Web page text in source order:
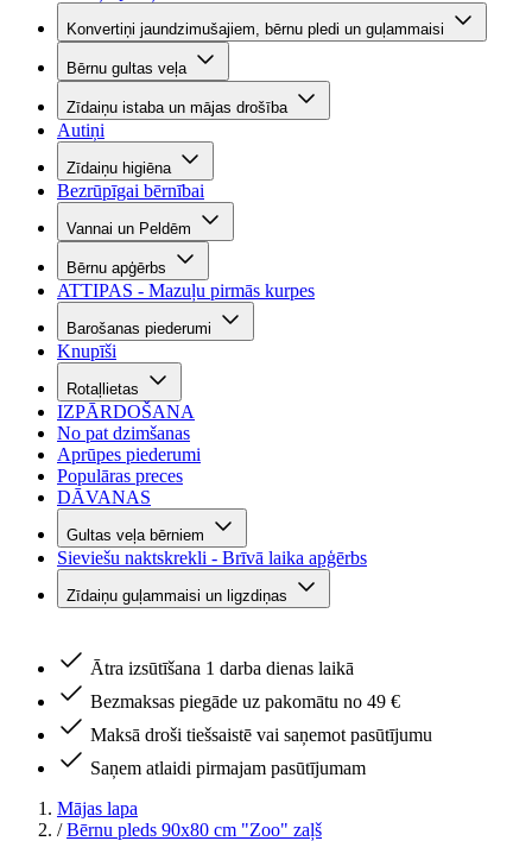
Konvertiņi jaundzimušajiem, bērnu pledi un guļammaisi
Bērnu gultas veļa
Zīdaiņu istaba un mājas drošība
Autiņi
Zīdaiņu higiēna
Bezrūpīgai bērnībai
Vannai un Peldēm
Bērnu apģērbs
ATTIPAS - Mazuļu pirmās kurpes
Barošanas piederumi
Knupīši
Rotaļlietas
IZPĀRDOŠANA
No pat dzimšanas
Aprūpes piederumi
Populāras preces
DĀVANAS
Gultas veļa bērniem
Sieviešu naktskrekli - Brīvā laika apģērbs
Zīdaiņu guļammaisi un ligzdiņas
Ātra izsūtīšana 1 darba dienas laikā
Bezmaksas piegāde uz pakomātu no 49 €
Maksā droši tiešsaistē vai saņemot pasūtījumu
Saņem atlaidi pirmajam pasūtījumam
Mājas lapa
/ Bērnu pleds 90x80 cm "Zoo" zaļš